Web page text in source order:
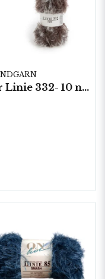
Fur Linie 332- 10 nystan á 50g./fp.